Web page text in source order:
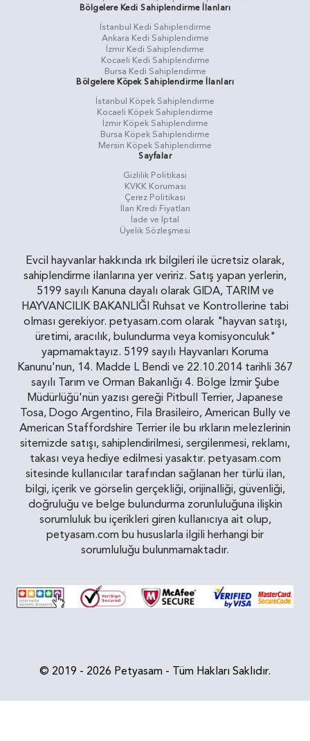
Bölgelere Kedi Sahiplendirme İlanları
İstanbul Kedi Sahiplendirme
Ankara Kedi Sahiplendirme
İzmir Kedi Sahiplendirme
Kocaeli Kedi Sahiplendirme
Bursa Kedi Sahiplendirme
Bölgelere Köpek Sahiplendirme İlanları
İstanbul Köpek Sahiplendirme
Kocaeli Köpek Sahiplendirme
İzmir Köpek Sahiplendirme
Bursa Köpek Sahiplendirme
Mersin Köpek Sahiplendirme
Sayfalar
Gizlilik Politikasi
KVKK Koruması
Çerez Politikası
İlan Kredi Fiyatları
İade ve İptal
Üyelik Sözleşmesi
Evcil hayvanlar hakkında ırk bilgileri ile ücretsiz olarak,
sahiplendirme ilanlarına yer veririz. Satış yapan yerlerin,
5199 sayılı Kanuna dayalı olarak GIDA, TARIM ve
HAYVANCILIK BAKANLIĞI Ruhsat ve Kontrollerine tabi
olması gerekiyor. petyasam.com olarak "hayvan satışı,
üretimi, aracılık, bulundurma veya komisyonculuk"
yapmamaktayız. 5199 sayılı Hayvanları Koruma
Kanunu'nun, 14. Madde L Bendi ve 22.10.2014 tarihli 367
sayılı Tarım ve Orman Bakanlığı 4. Bölge İzmir Şube
Müdürlüğü'nün yazısı gereği Pitbull Terrier, Japanese
Tosa, Dogo Argentino, Fila Brasileiro, American Bully ve
American Staffordshire Terrier ile bu ırkların melezlerinin
sitemizde satışı, sahiplendirilmesi, sergilenmesi, reklamı,
takası veya hediye edilmesi yasaktır. petyasam.com
sitesinde kullanıcılar tarafından sağlanan her türlü ilan,
bilgi, içerik ve görselin gerçekliği, orijinalliği, güvenliği,
doğruluğu ve belge bulundurma zorunluluğuna ilişkin
sorumluluk bu içerikleri giren kullanıcıya ait olup,
petyasam.com bu hususlarla ilgili herhangi bir
sorumluluğu bulunmamaktadır.
© 2019 - 2026 Petyasam - Tüm Hakları Saklıdır.